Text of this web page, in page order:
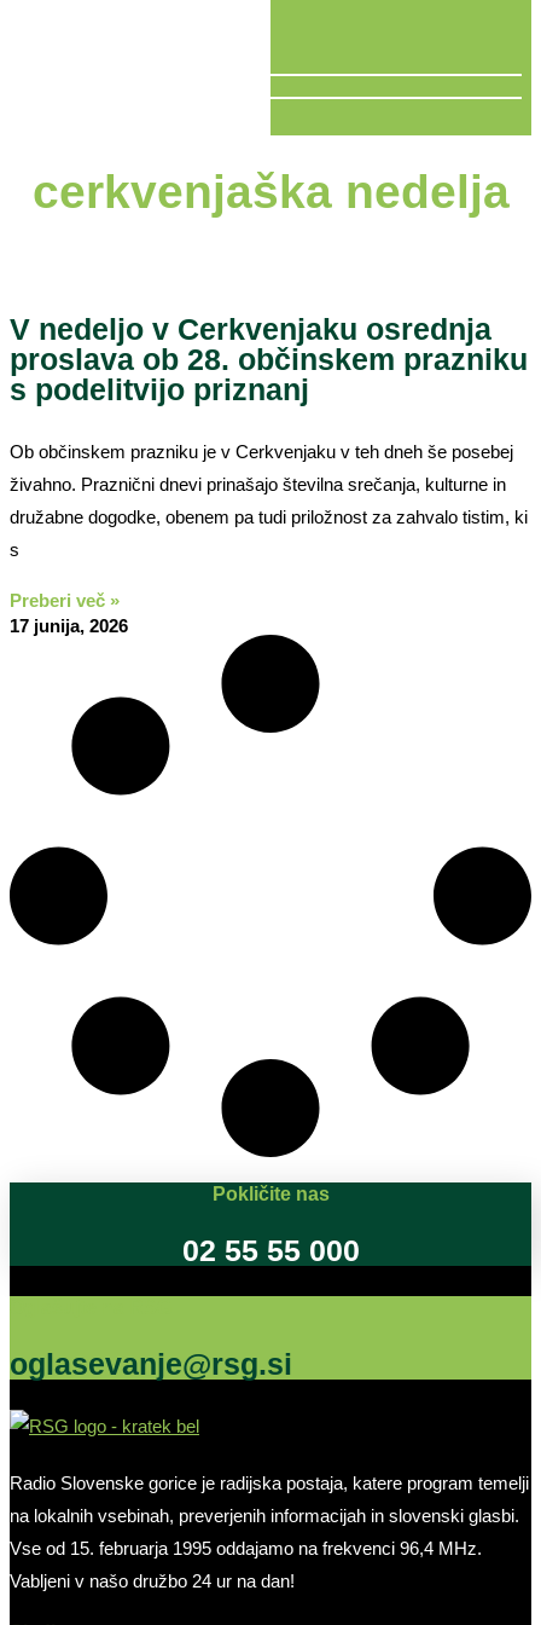
cerkvenjaška nedelja
V nedeljo v Cerkvenjaku osrednja
proslava ob 28. občinskem prazniku
s podelitvijo priznanj
Ob občinskem prazniku je v Cerkvenjaku v teh dneh še posebej
živahno. Praznični dnevi prinašajo številna srečanja, kulturne in
družabne dogodke, obenem pa tudi priložnost za zahvalo tistim, ki
s
Preberi več »
17 junija, 2026
Pokličite nas
02 55 55 000
oglasevanje@rsg.si
Radio Slovenske gorice je radijska postaja, katere program temelji
na lokalnih vsebinah, preverjenih informacijah in slovenski glasbi.
Vse od 15. februarja 1995 oddajamo na frekvenci 96,4 MHz.
Vabljeni v našo družbo 24 ur na dan!